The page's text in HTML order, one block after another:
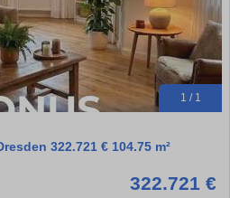
1 / 1
322.721 € 104.75 m²
322.721 €